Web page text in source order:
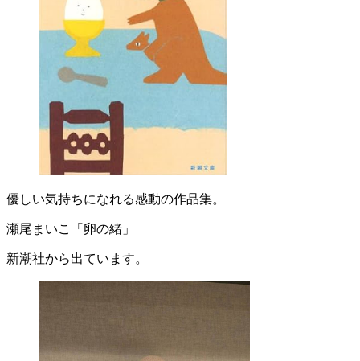
優しい気持ちになれる感動の作品集。
瀬尾まいこ「卵の緒」
新潮社から出ています。